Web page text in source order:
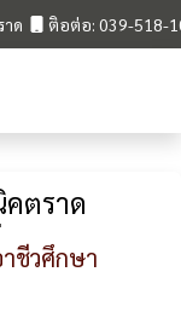
ด ติอต่อ: 039-518-
ตราด
ชีวศึกษา